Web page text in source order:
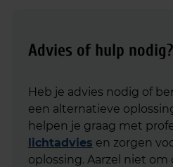
Advies of hulp nodig?
Heb je advies nodig of
een alternatieve
helpen je graag met
lichtadvies en zorgen
oplossing. Aarzel niet